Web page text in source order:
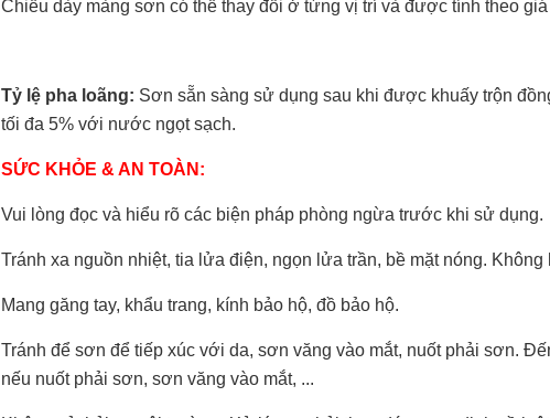
Chiều dày màng sơn có thể thay đổi ở từng vị trí và được tính theo giá
Tỷ lệ pha loãng: Sơn sẵn sàng sử dụng sau khi được khuấy trộn
tối đa 5% với nước ngọt sạch.
SỨC KHỎE & AN TOÀN:
Vui lòng đọc và hiểu rõ các biện pháp phòng ngừa trước khi sử dụng.
Tránh xa nguồn nhiệt, tia lửa điện, ngọn lửa trần, bề mặt nóng. Không
Mang găng tay, khẩu trang, kính bảo hộ, đồ bảo hộ.
Tránh để sơn để tiếp xúc với da, sơn văng vào mắt, nuốt phải sơn.
nếu nuốt phải sơn, sơn văng vào mắt, ...